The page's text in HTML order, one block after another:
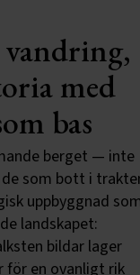
med
bas
berget — inte
som bott i
uppbyggnad
landskapet:
bildar lager
för en ovanligt rik